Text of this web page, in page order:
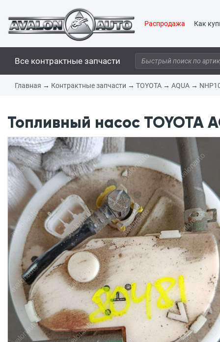
Распродажа Как
Все контрактные запчасти
Главная → Контрактные запчасти → TOYOTA → AQUA →
Топливный насос TOYOTA